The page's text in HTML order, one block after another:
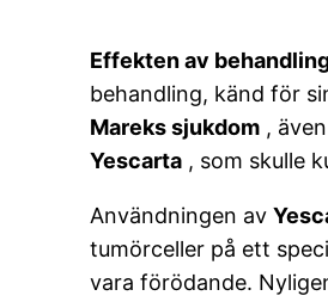
Effekten av
behandling, känd för
Mareks sjukdom ,
Yescarta , som skulle
Användningen av
tumörceller på ett
vara förödande.